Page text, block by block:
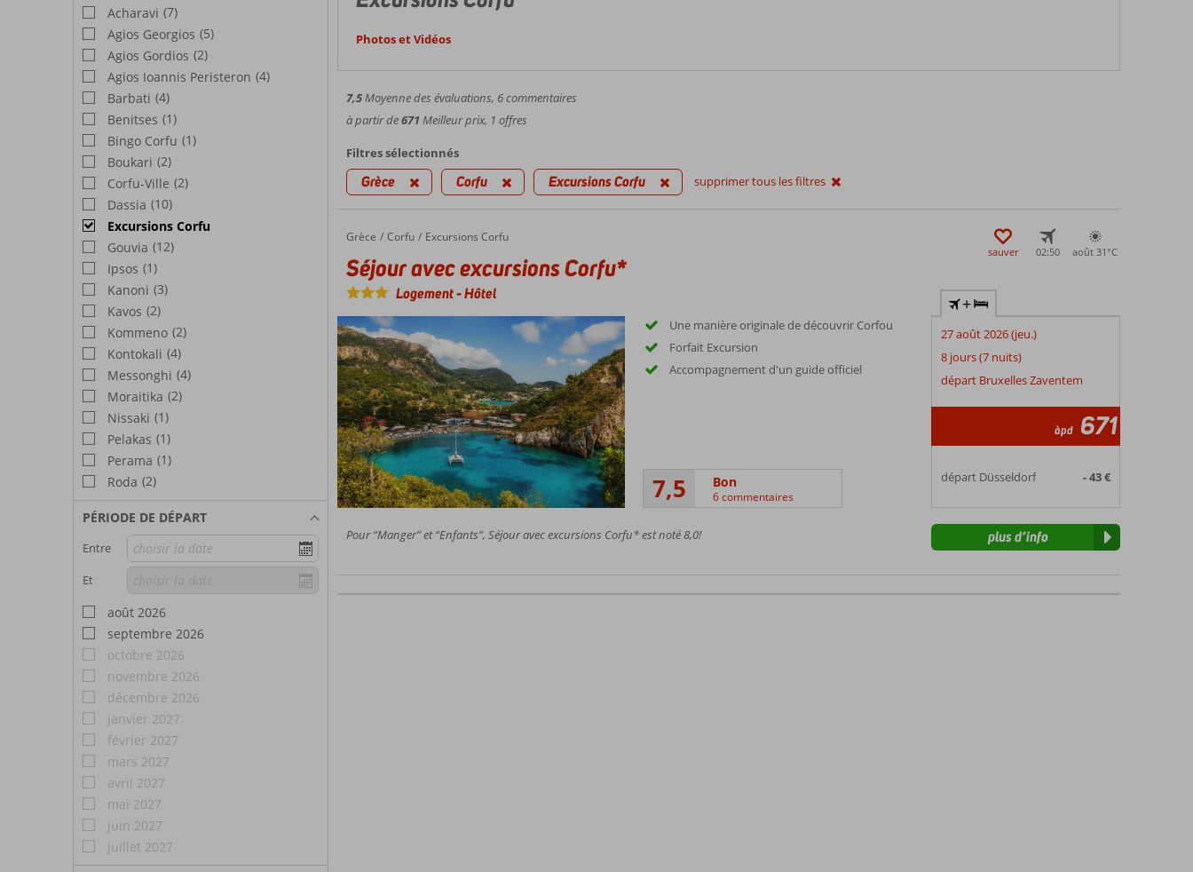
Acharavi (7)
Agios Georgios (5)
Agios Gordios (2)
Agios Ioannis Peristeron (4)
Barbati (4)
Benitses (1)
Bingo Corfu (1)
Boukari (2)
Corfu-Ville (2)
Dassia (10)
Excursions Corfu
Gouvia (12)
Ipsos (1)
Kanoni (3)
Kavos (2)
Kommeno (2)
Kontokali (4)
Messonghi (4)
Moraitika (2)
Nissaki (1)
Pelakas (1)
Perama (1)
Roda (2)
PÉRIODE DE DÉPART
Entre
Et
août 2026
septembre 2026
octobre 2026
novembre 2026
décembre 2026
janvier 2027
février 2027
mars 2027
avril 2027
mai 2027
juin 2027
juillet 2027
Photos et Vidéos
7,5Moyenne des évaluations, 6commentaires
à partir de671 Meilleur prix, 1 offres
Filtres sélectionnés
Grèce Corfu Excursions Corfu supprimer tous les filtres
Accueil
Grèce Corfu Excursions Corfu
Séjour avec excursions Corfu*
Séjour avec excursions Corfu*
Logement-Hôtel
sauver 02:50 août 31°C
Une manière originale de découvrir Corfou
Forfait Excursion
Accompagnement d'un guide officiel
7,5 Bon
6 commentaires
+
27 août 2026 (jeu.)
8 jours (7 nuits)
départ Bruxelles Zaventem
àpd 671
départ Düsseldorf - 43 €
Pour “Manger” et “Enfants”, Séjour avec excursions Corfu* est noté 8,0! plus d’info